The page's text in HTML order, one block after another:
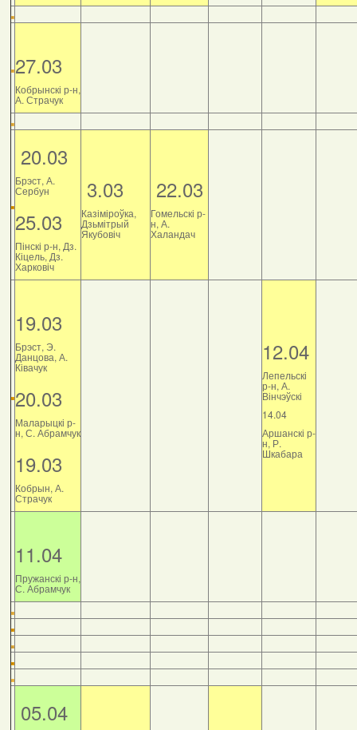
27.03
Кобрынскі р-н,
А. Страчук
20.03
Брэст, А.
Сербун
25.03
Пінскі р-н, Дз.
Кіцель, Дз.
Харковіч
3.03
Казіміроўка,
Дзьмітрый
Якубовіч
22.03
Гомельскі р-
н, А.
Халандач
19.03
Брэст, Э.
Данцова, А.
Ківачук
20.03
Маларыцкі р-
н, С. Абрамчук
19.03
Кобрын, А.
Страчук
12.04
Лепельскі
р-н, А.
Вінчэўскі
14.04
Аршанскі р-
н, Р.
Шкабара
11.04
Пружанскі р-н,
С. Абрамчук
05.04